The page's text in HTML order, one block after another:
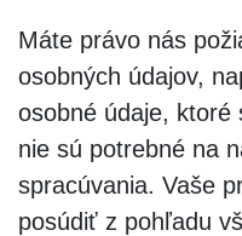
Máte právo nás
osobných údajov,
osobné údaje, ktoré
nie sú potrebné na
spracúvania. Vaše
posúdiť z pohľadu